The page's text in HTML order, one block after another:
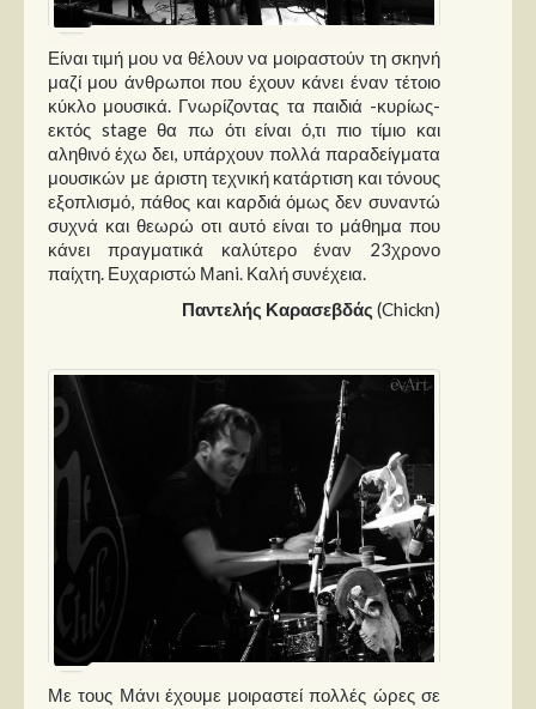
Είναι τιμή μου να θέλουν να μοιραστούν τη σκηνή
μαζί μου άνθρωποι που έχουν κάνει έναν τέτοιο
κύκλο μουσικά. Γνωρίζοντας τα παιδιά -κυρίως-
εκτός stage θα πω ότι είναι ό,τι πιο τίμιο και
αληθινό έχω δει, υπάρχουν πολλά παραδείγματα
μουσικών με άριστη τεχνική κατάρτιση και τόνους
εξοπλισμό, πάθος και καρδιά όμως δεν συναντώ
συχνά και θεωρώ οτι αυτό είναι το μάθημα που
κάνει πραγματικά καλύτερο έναν 23χρονο
παίχτη. Ευχαριστώ Μani. Καλή συνέχεια.
Παντελής Καρασεβδάς (Chickn)
Με τους Μάνι έχουμε μοιραστεί πολλές ώρες σε